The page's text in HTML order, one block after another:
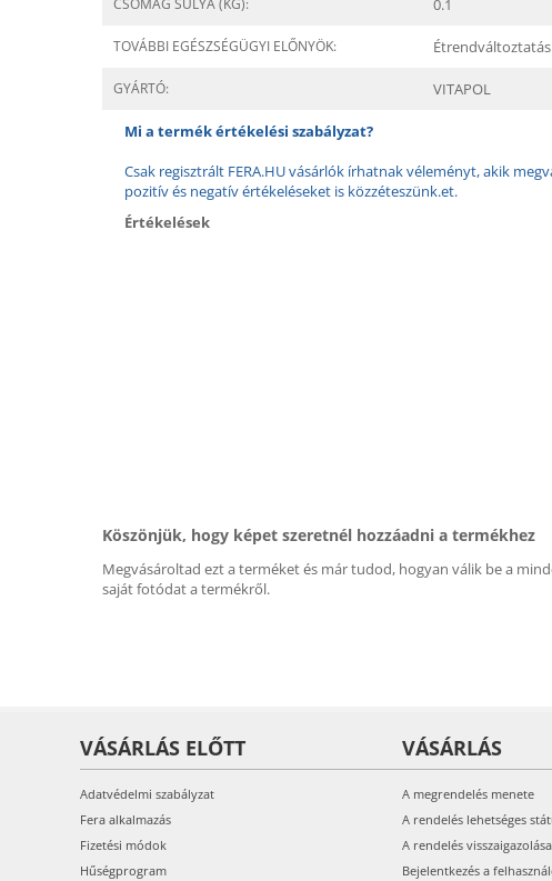
CSOMAG SÚLYA (KG): 0.1
TOVÁBBI EGÉSZSÉGÜGYI ELŐNYÖK: Étrendváltoztatás
GYÁRTÓ: VITAPOL
Mi a termék értékelési szabályzat?
Csak regisztrált FERA.HU vásárlók írhatnak véleményt, akik
pozitív és negatív értékeléseket is közzéteszünk.et.
Értékelések
Köszönjük, hogy képet szeretnél hozzáadni a termékhez
Megvásároltad ezt a terméket és már tudod, hogyan válik be a
saját fotódat a termékről.
VÁSÁRLÁS ELŐTT
Adatvédelmi szabályzat
Fera alkalmazás
Fizetési módok
Hűségprogram
VÁSÁRLÁS
A megrendelés menete
A rendelés lehetséges
A rendelés visszaigazolása
Bejelentkezés a